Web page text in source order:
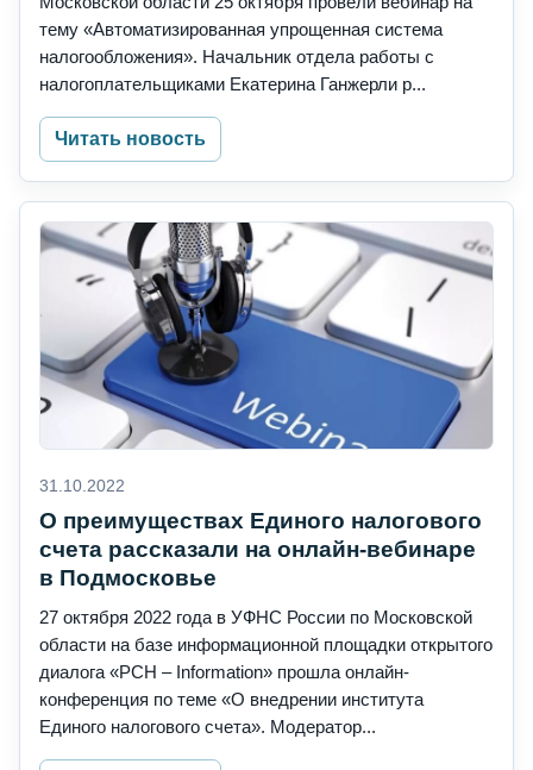
тему «Автоматизированная упрощенная система
налогообложения». Начальник отдела работы с
налогоплательщиками Екатерина Ганжерли р...
Читать новость
31.10.2022
О преимуществах Единого налогового
счета рассказали на онлайн-вебинаре
в Подмосковье
27 октября 2022 года в УФНС России по Московской
области на базе информационной площадки открытого
диалога «РСН – Infоrmation» прошла онлайн-
конференция по теме «О внедрении института
Единого налогового счета». Модератор...